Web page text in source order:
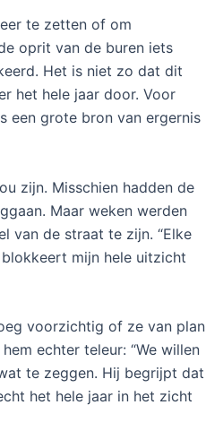
te zetten of om
oprit van de buren iets
Het is niet zo dat dit
het hele jaar door. Voor
een grote bron van ergernis
zijn. Misschien hadden de
Maar weken werden
van de straat te zijn. “Elke
mijn hele uitzicht
voorzichtig of ze van plan
echter teleur: “We willen
te zeggen. Hij begrijpt dat
het hele jaar in het zicht